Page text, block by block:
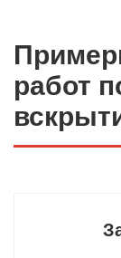
работ